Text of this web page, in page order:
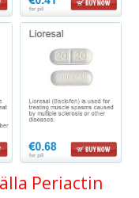
Periactin